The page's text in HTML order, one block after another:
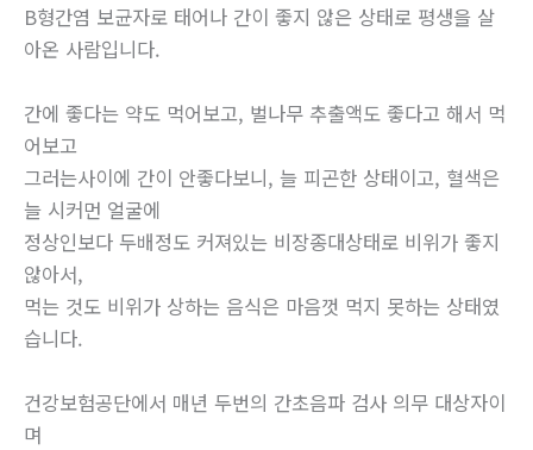
B형간염 보균자로 태어나 간이 좋지 않은 상태로 평생을 살
아온 사람입니다.
간에 좋다는 약도 먹어보고, 벌나무 추출액도 좋다고 해서 먹
어보고
그러는사이에 간이 안좋다보니, 늘 피곤한 상태이고, 혈색은
늘 시커먼 얼굴에
정상인보다 두배정도 커져있는 비장종대상태로 비위가 좋지
않아서,
먹는 것도 비위가 상하는 음식은 마음껏 먹지 못하는 상태였
습니다.
건강보험공단에서 매년 두번의 간초음파 검사 의무 대상자이
며